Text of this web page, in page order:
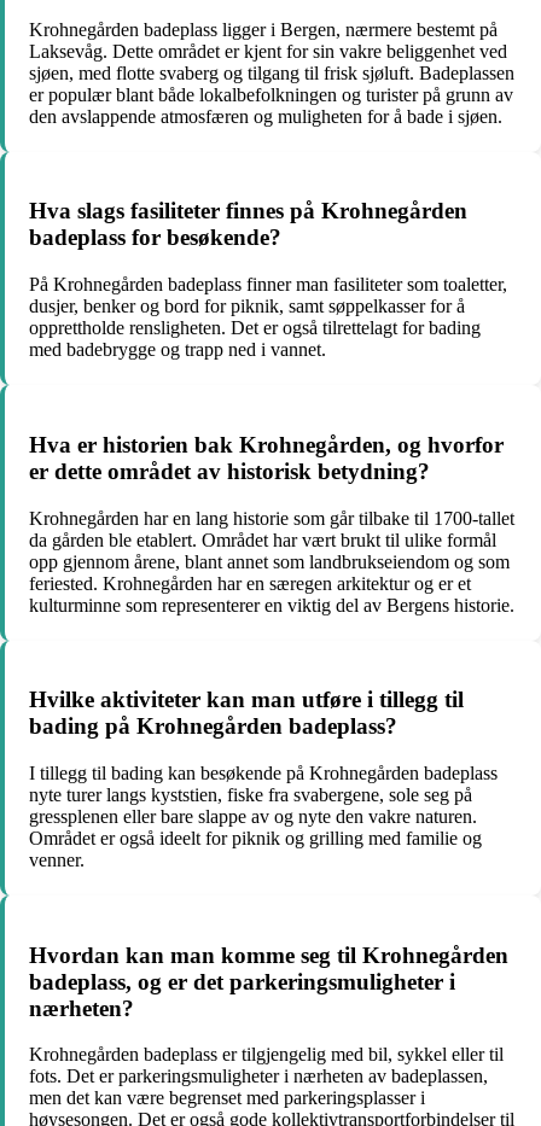
Krohnegården badeplass ligger i Bergen, nærmere bestemt på
Laksevåg. Dette området er kjent for sin vakre beliggenhet ved
sjøen, med flotte svaberg og tilgang til frisk sjøluft. Badeplassen
er populær blant både lokalbefolkningen og turister på grunn av
den avslappende atmosfæren og muligheten for å bade i sjøen.
Hva slags fasiliteter finnes på Krohnegården
badeplass for besøkende?
På Krohnegården badeplass finner man fasiliteter som toaletter,
dusjer, benker og bord for piknik, samt søppelkasser for å
opprettholde rensligheten. Det er også tilrettelagt for bading
med badebrygge og trapp ned i vannet.
Hva er historien bak Krohnegården, og hvorfor
er dette området av historisk betydning?
Krohnegården har en lang historie som går tilbake til 1700-tallet
da gården ble etablert. Området har vært brukt til ulike formål
opp gjennom årene, blant annet som landbrukseiendom og som
feriested. Krohnegården har en særegen arkitektur og er et
kulturminne som representerer en viktig del av Bergens historie.
Hvilke aktiviteter kan man utføre i tillegg til
bading på Krohnegården badeplass?
I tillegg til bading kan besøkende på Krohnegården badeplass
nyte turer langs kyststien, fiske fra svabergene, sole seg på
gressplenen eller bare slappe av og nyte den vakre naturen.
Området er også ideelt for piknik og grilling med familie og
venner.
Hvordan kan man komme seg til Krohnegården
badeplass, og er det parkeringsmuligheter i
nærheten?
Krohnegården badeplass er tilgjengelig med bil, sykkel eller til
fots. Det er parkeringsmuligheter i nærheten av badeplassen,
men det kan være begrenset med parkeringsplasser i
høysesongen. Det er også gode kollektivtransportforbindelser til